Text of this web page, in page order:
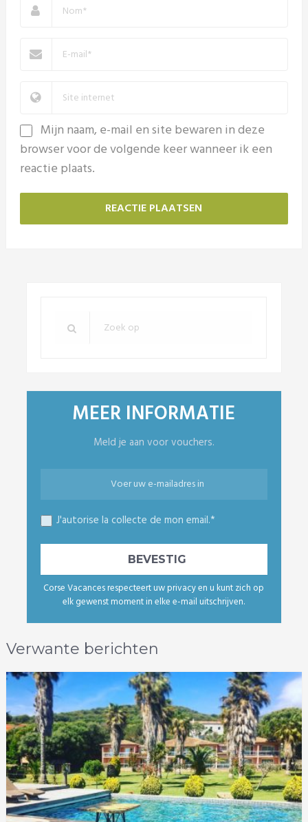
Mijn naam, e-mail en site bewaren in deze
browser voor de volgende keer wanneer ik een
reactie plaats.
MEER INFORMATIE
Meld je aan voor vouchers.
J'autorise la collecte de mon email.*
Corse Vacances respecteert uw privacy en u kunt zich op
elk gewenst moment in elke e-mail uitschrijven.
Verwante berichten